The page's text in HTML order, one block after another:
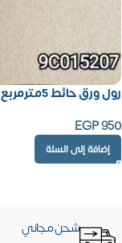
رول ورق حائط 5مترمربع – كود 9c015207
EGP950
إضافة إلى السلة
شحن مجاني